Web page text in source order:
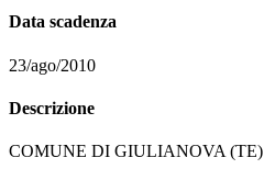
Data scadenza
23/ago/2010
Descrizione
COMUNE DI GIULIANOVA (TE)